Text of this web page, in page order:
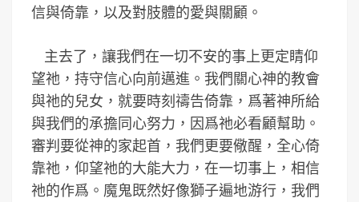
信與倚靠，以及對肢體的愛與關顧。
主去了，讓我們在一切不安的事上更定睛仰
望祂，持守信心向前邁進。我們關心神的教會
與祂的兒女，就要時刻禱告倚靠，爲著神所給
與我們的承擔同心努力，因爲祂必看顧幫助。
審判要從神的家起首，我們更要儆醒，全心倚
靠祂，仰望祂的大能大力，在一切事上，相信
祂的作爲。魔鬼既然好像獅子遍地游行，我們